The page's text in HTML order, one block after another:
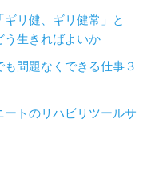
リ健、ギリ健常」と
う生きればよいか
問題なくできる仕事３
トのリハビリツールサ